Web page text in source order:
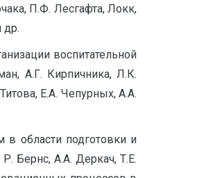
П.Ф. Лесгафта, Локк,
др.
воспитательной
А.Г. Кирпичника, Л.К.
Е.А. Чепурных, А.А.
в области подготовки и
Бернс, А.А. Деркач, Т.Е.